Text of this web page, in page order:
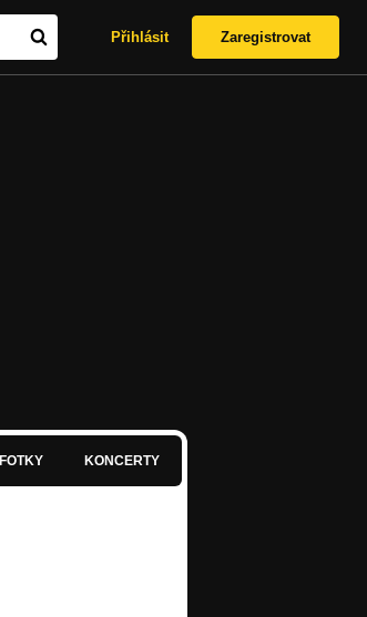
Přihlásit Zaregistrovat
FOTKY KONCERTY